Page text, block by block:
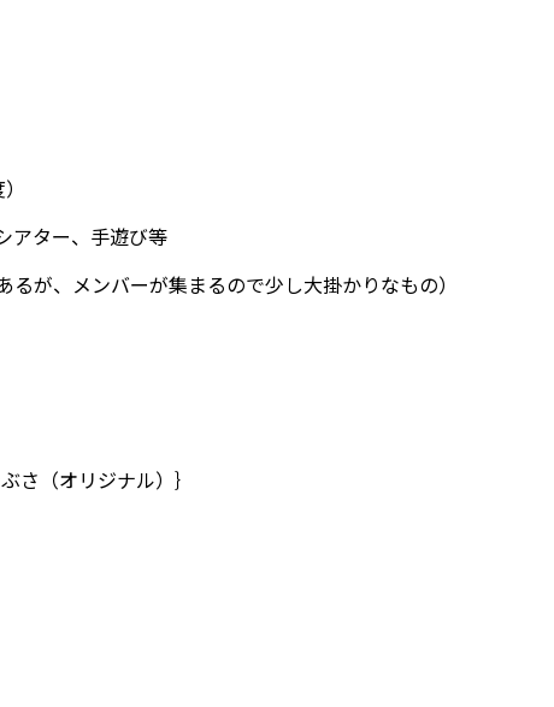
アター、手遊び等
るが、メンバーが集まるので少し大掛かりなもの）
さ（オリジナル）｝